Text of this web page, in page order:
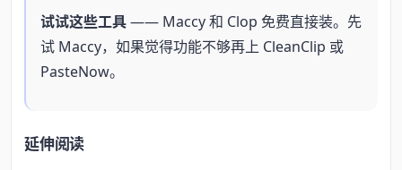
试试这些工具—— Maccy 和 Clop 免费直接装。先
试 Maccy，如果觉得功能不够再上 CleanClip 或
PasteNow。
延伸阅读